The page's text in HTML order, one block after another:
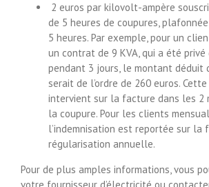
2 euros par kilovolt-ampère
de 5 heures de coupures,
5 heures. Par exemple, pour un
un contrat de 9 KVA, qui a été privé
pendant 3 jours, le montant déduit
serait de l’ordre de 260 euros.
intervient sur la facture dans les 2
la coupure. Pour les clients
l’indemnisation est reportée sur la
régularisation annuelle.
Pour de plus amples informations, vous